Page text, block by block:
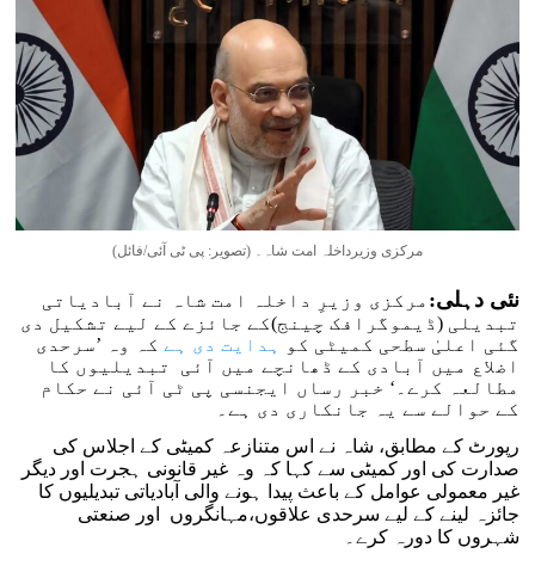
مرکزی وزیرداخلہ امت شاہ۔ (تصویر: پی ٹی آئی/فائل)
نئی دہلی: مرکزی وزیرِ داخلہ امت شاہ نے آبادیاتی
تبدیلی (ڈیموگرافک چینج)کے جائزے کے لیے تشکیل دی
گئی اعلیٰ سطحی کمیٹی کو
ہدایت دی ہے کہ وہ ’سرحدی
اضلاع میں آبادی کے ڈھانچے میں آئی تبدیلیوں کا
مطالعہ کرے۔‘ خبر رساں ایجنسی پی ٹی آئی نے حکام
کے حوالے سے یہ جانکاری دی ہے۔
رپورٹ کے مطابق، شاہ نے اس متنازعہ کمیٹی کے اجلاس کی
صدارت کی اور کمیٹی سے کہا کہ وہ غیر قانونی ہجرت اور دیگر
غیر معمولی عوامل کے باعث پیدا ہونے والی آبادیاتی تبدیلیوں کا
جائزہ لینے کے لیے سرحدی علاقوں،مہانگروں اور صنعتی
شہروں کا دورہ کرے۔